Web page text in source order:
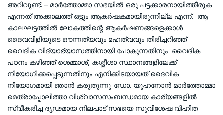
അറിവുണ്ട്. – മാര്‍ത്തോമ്മാ സഭയില്‍ ഒരു പട്ടക്കാരനായിത്തീരുക
എന്നത് അക്കാലത്ത് ഒട്ടും ആകര്‍ഷകമായിരുന്നില്ല എന്ന്. ആ
കാലഘട്ടത്തില്‍ ലോകത്തിന്റെ ആകര്‍ഷണങ്ങളെക്കാള്‍
ദൈവവിളിയുടെ ഔന്നത്യവും മഹത്വവും തിരിച്ചറിഞ്ഞ്
വൈദിക വിദ്യാഭ്യാസത്തിനായി പോകുന്നതിനും വൈദിക
പഠനം കഴിഞ്ഞ് ശെമ്മാശ്, കശ്ശീശാ സ്ഥാനങ്ങളിലേക്ക്
നിയോഗിക്കപ്പെടുന്നതിനും എനിക്കിടയായത് ദൈവീക
നിയോഗമായി ഞാന്‍ കരുതുന്നു. ഡോ. യൂഹനോന്‍ മാര്‍ത്തോമ്മാ
മെത്രാപ്പോലീത്താ വിശ്വാസസംബന്ധമായ കാര്യങ്ങളില്‍
സ്വീകരിച്ച ദൃഢമായ നിലപാട് സഭയെ സുവിശേഷ വിഹിത